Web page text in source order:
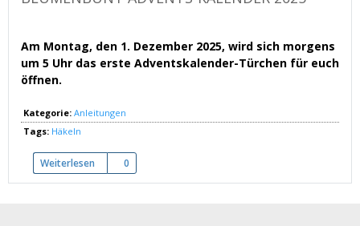
Am Montag, den 1. Dezember 2025, wird sich morgens
um 5 Uhr das erste Adventskalender-Türchen für euch
öffnen.
Kategorie: Anleitungen
Tags: Häkeln
Weiterlesen über BLUMENBUNT Advents-Kalender 2025
0